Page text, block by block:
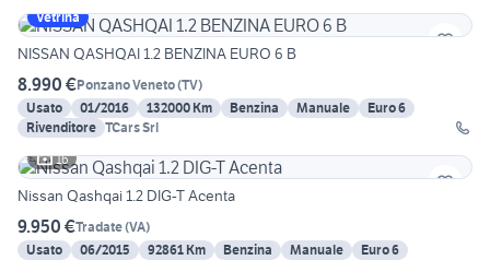
Vetrina
NISSAN QASHQAI 1.2 BENZINA EURO 6 B
8.990 €Ponzano Veneto(TV)
Usato
01/2016 132000 Km Benzina Manuale
Euro 6
Rivenditore TCars Srl
16
Nissan Qashqai 1.2 DIG-T Acenta
9.950 €Tradate(VA)
Usato
06/2015 92861 Km Benzina Manuale
Euro 6